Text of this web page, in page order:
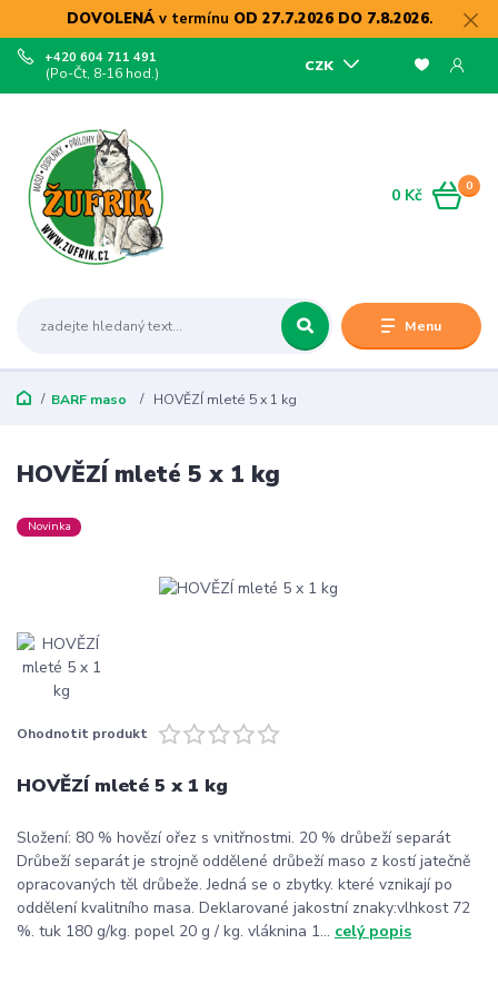
DOVOLENÁv termínu OD 27.7.2026 DO 7.8.2026.
Menu
CZK
+420 604 711 491
(Po-Čt, 8-16 hod.)
0
0 Kč
BARF maso HOVĚZÍ mleté 5 x 1 kg
HOVĚZÍ mleté 5 x 1 kg
Novinka
Ohodnotit produkt
HOVĚZÍ mleté 5 x 1 kg
Složení: 80 % hovězí ořez s vnitřnostmi. 20 % drůbeží separát
Drůbeží separát je strojně oddělené drůbeží maso z kostí jatečně
opracovaných těl drůbeže. Jedná se o zbytky. které vznikají po
oddělení kvalitního masa. Deklarované jakostní znaky:vlhkost 72
%. tuk 180 g/kg. popel 20 g / kg. vláknina 1... celý popis